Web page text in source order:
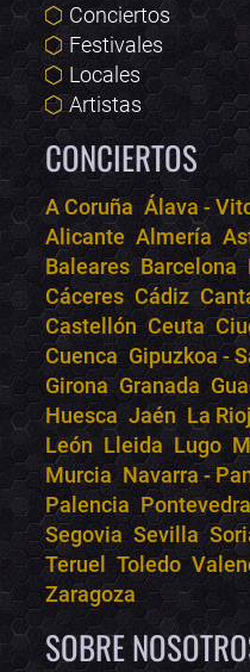
Conciertos
Festivales
Locales
Artistas
CONCIERTOS
A Coruña Álava -
Alicante Almería
Baleares Barcelona
Cáceres Cádiz
Castellón Ceuta
Cuenca Gipuzkoa -
Girona Granada
Huesca Jaén La
León Lleida Lugo
Murcia Navarra -
Palencia
Segovia Sevilla
Teruel Toledo
Zaragoza
SOBRE
Bololoco ·
Online · Te